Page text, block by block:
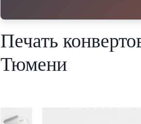
Печать
Тюмени